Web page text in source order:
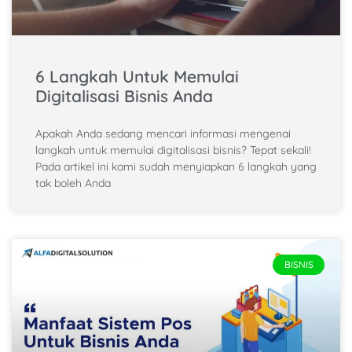
6 Langkah Untuk Memulai
Digitalisasi Bisnis Anda
Apakah Anda sedang mencari informasi mengenai
langkah untuk memulai digitalisasi bisnis? Tepat sekali!
Pada artikel ini kami sudah menyiapkan 6 langkah yang
tak boleh Anda
BISNIS